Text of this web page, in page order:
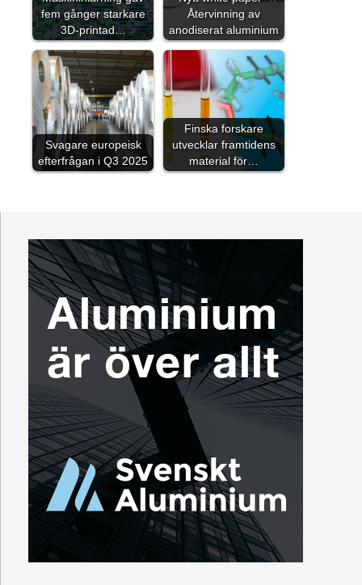
fem gånger starkare
3D-printad…
Återvinning av
anodiserat aluminium
Svagare europeisk
efterfrågan i Q3 2025
Finska forskare
utvecklar framtidens
material för…